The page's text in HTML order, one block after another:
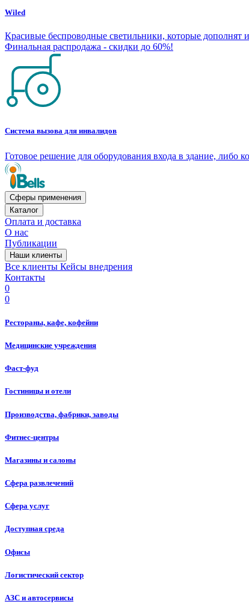
Wiled
Красивые беспроводные светильники, которые дополнят
Финальная распродажа - скидки до 60%!
Система вызова для инвалидов
Готовое решение для оборудования входа в здание,
Сферы применения
Каталог
Оплата и доставка
О нас
Публикации
Наши клиенты
Все клиенты Кейсы внедрения
Контакты
0
0
Рестораны, кафе, кофейни
Медицинские учреждения
Фаст-фуд
Гостиницы и отели
Производства, фабрики, заводы
Фитнес-центры
Магазины и салоны
Сфера развлечений
Сфера услуг
Доступная среда
Офисы
Логистический сектор
АЗС и автосервисы